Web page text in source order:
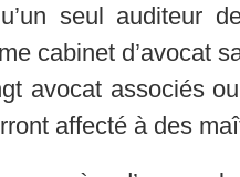
seul auditeur
cabinet d’avocat
avocat associés
affecté à des